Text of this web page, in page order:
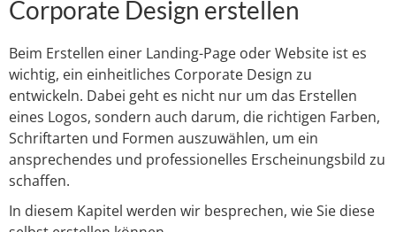
Corporate Design erstellen
Beim Erstellen einer Landing-Page oder Website ist es
wichtig, ein einheitliches Corporate Design zu
entwickeln. Dabei geht es nicht nur um das Erstellen
eines Logos, sondern auch darum, die richtigen Farben,
Schriftarten und Formen auszuwählen, um ein
ansprechendes und professionelles Erscheinungsbild zu
schaffen.
In diesem Kapitel werden wir besprechen, wie Sie diese